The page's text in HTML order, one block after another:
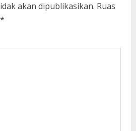
akan dipublikasikan. Ruas
*